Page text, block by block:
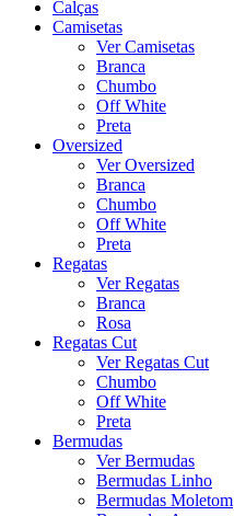
Calças
Camisetas
Ver Camisetas
Branca
Chumbo
Off White
Preta
Oversized
Ver Oversized
Branca
Chumbo
Off White
Preta
Regatas
Ver Regatas
Branca
Rosa
Regatas Cut
Ver Regatas Cut
Chumbo
Off White
Preta
Bermudas
Ver Bermudas
Bermudas Linho
Bermudas Moletom